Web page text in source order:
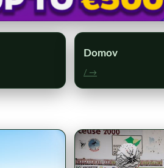
Domov
/ →